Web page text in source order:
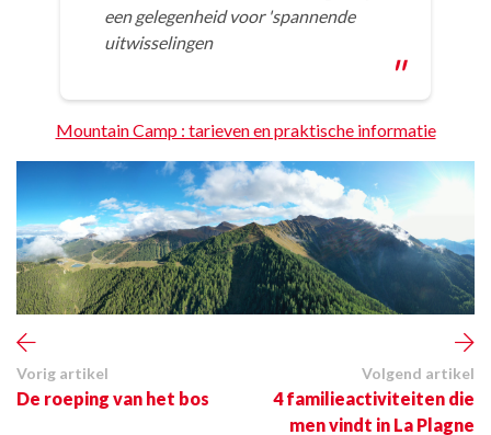
een gelegenheid voor 'spannende
uitwisselingen
Mountain Camp : tarieven en praktische informatie
Vorig artikel
De roeping van het bos
Volgend artikel
4 familieactiviteiten die
men vindt in La Plagne